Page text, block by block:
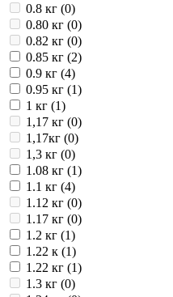
0.8 кг (0)
0.80 кг (0)
0.82 кг (0)
0.85 кг (2)
0.9 кг (4)
0.95 кг (1)
1 кг (1)
1,17 кг (0)
1,17кг (0)
1,3 кг (0)
1.08 кг (1)
1.1 кг (4)
1.12 кг (0)
1.17 кг (0)
1.2 кг (1)
1.22 к (1)
1.22 кг (1)
1.3 кг (0)